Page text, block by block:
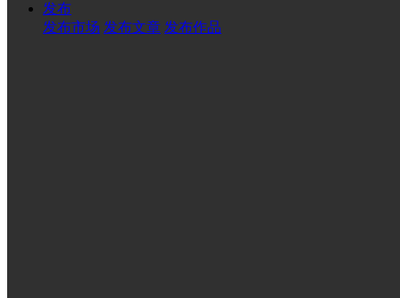
发布
发布市场 发布文章 发布作品